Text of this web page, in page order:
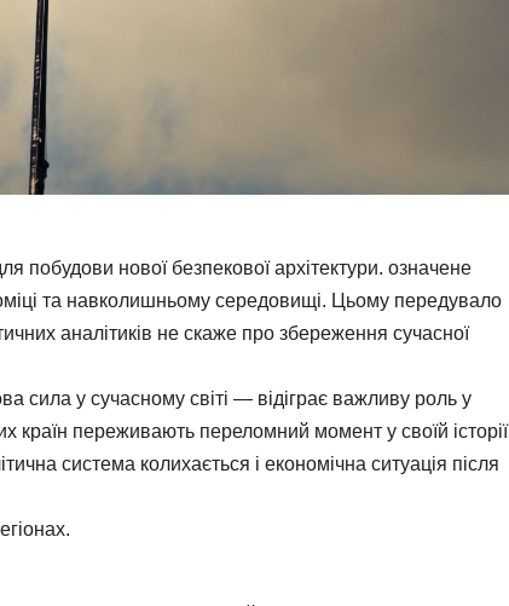
побудови нової безпекової архітектури. означене
та навколишньому середовищі. Цьому передувало
аналітиків не скаже про збереження сучасної
сила у сучасному світі — відіграє важливу роль у
країн переживають переломний момент у своїй історії
система колихається і економічна ситуація після